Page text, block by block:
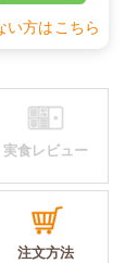
方はこちら
実食レビュー
注文方法